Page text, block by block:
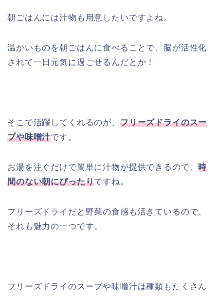
朝ごはんには汁物も用意したいですよね。
温かいものを朝ごはんに食べることで、脳が活性化
されて一日元気に過ごせるんだとか！
そこで活躍してくれるのが、 フリーズドライのスー
プや味噌汁です。
お湯を注ぐだけで簡単に汁物が提供できるので、時
間のない朝にぴったりですね。
フリーズドライだと野菜の食感も活きているので、
それも魅力の一つです。
フリーズドライのスープや味噌汁は種類もたくさん